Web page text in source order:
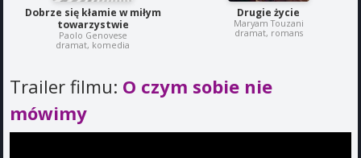
Dobrze się kłamie w miłym
towarzystwie
Paolo Genovese
dramat, komedia
Drugie życie
Maryam Touzani
dramat, romans
Trailer filmu: O czym sobie nie
mówimy